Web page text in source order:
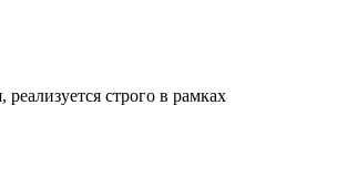
строго в рамках